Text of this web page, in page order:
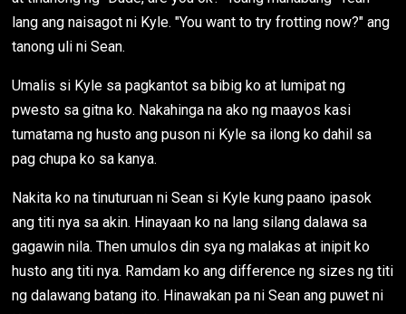
lang ang naisagot ni Kyle. "You want to try frotting now?" ang
tanong uli ni Sean.
Umalis si Kyle sa pagkantot sa bibig ko at lumipat ng
pwesto sa gitna ko. Nakahinga na ako ng maayos kasi
tumatama ng husto ang puson ni Kyle sa ilong ko dahil sa
pag chupa ko sa kanya.
Nakita ko na tinuturuan ni Sean si Kyle kung paano ipasok
ang titi nya sa akin. Hinayaan ko na lang silang dalawa sa
gagawin nila. Then umulos din sya ng malakas at inipit ko
husto ang titi nya. Ramdam ko ang difference ng sizes ng titi
ng dalawang batang ito. Hinawakan pa ni Sean ang puwet ni